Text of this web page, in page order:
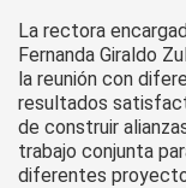
La rectora
Fernanda Giraldo
la reunión con
resultados
de construir
trabajo conjunta
diferentes